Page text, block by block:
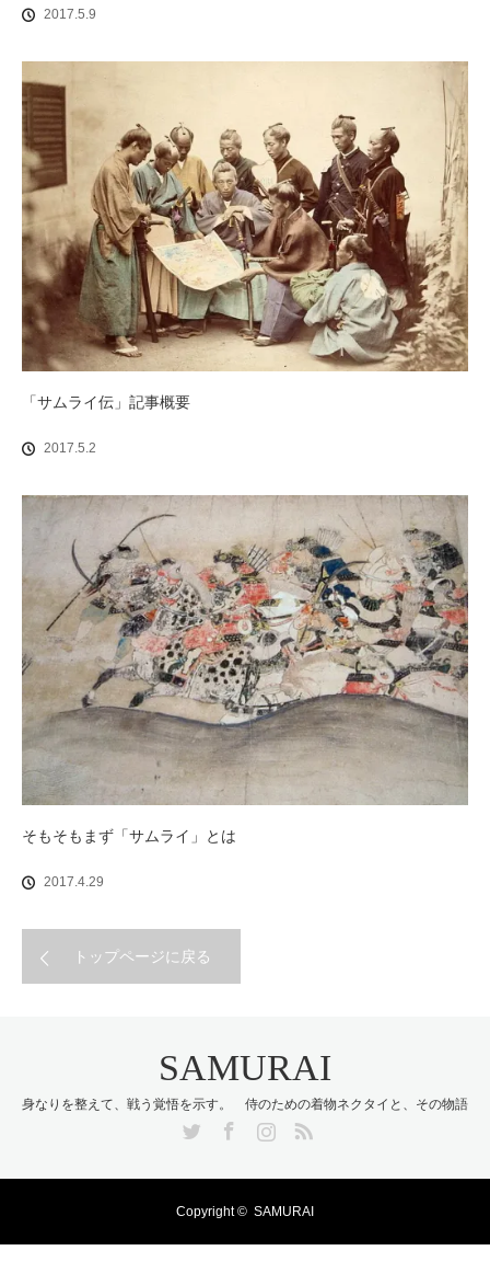
2017.5.9
「サムライ伝」記事概要
2017.5.2
そもそもまず「サムライ」とは
2017.4.29
トップページに戻る
SAMURAI
身なりを整えて、戦う覚悟を示す。 侍のための着物ネクタイと、その物語
Copyright © SAMURAI